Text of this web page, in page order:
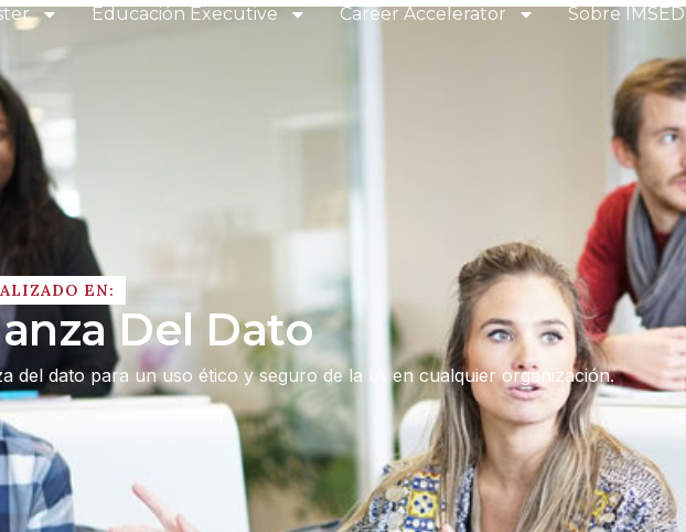
Educación Executive Career Accelerator Sobre IMSED
EN:
Del Dato
del dato para un uso ético y seguro de la IA en cualquier organización.